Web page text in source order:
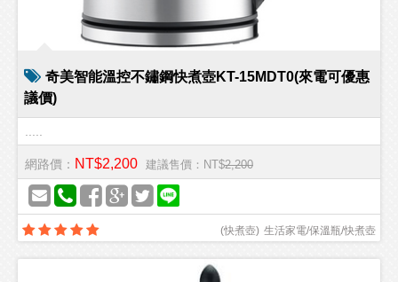
奇美智能溫控不鏽鋼快煮壺KT-15MDT0(來電可優惠
議價)
網路價： NT$2,200 建議售價：NT$2,200
生活家電/保溫瓶/快煮壺
(快煮壺)